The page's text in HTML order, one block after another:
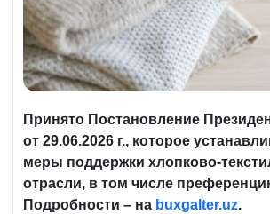
Принято Постановление
от 29.06.2026 г., которое
меры поддержки хлопково-
отрасли, в том числе
Подробности – на buxgalter.uz.